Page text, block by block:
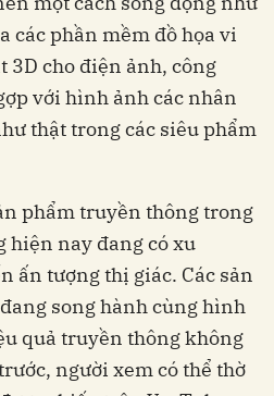
các phần mềm đồ họa vi
3D cho điện ảnh, công
với hình ảnh các nhân
thật trong các siêu phẩm
phẩm truyền thông trong
hiện nay đang có xu
ấn tượng thị giác. Các sản
song hành cùng hình
quả truyền thông không
người xem có thể thờ